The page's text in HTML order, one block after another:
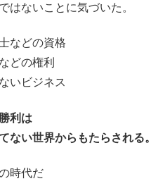
はないことに気づいた。
などの資格
どの権利
いビジネス
利は
ない世界からもたらされる。
時代だ